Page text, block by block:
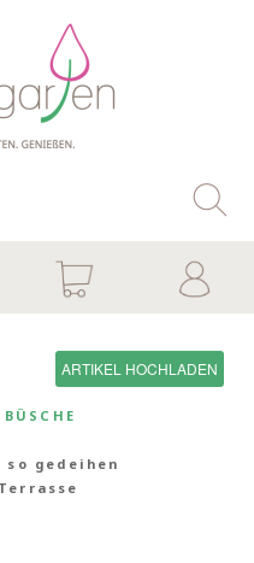
ARTIKEL HOCHLADEN
BÜSCHE
gedeihen